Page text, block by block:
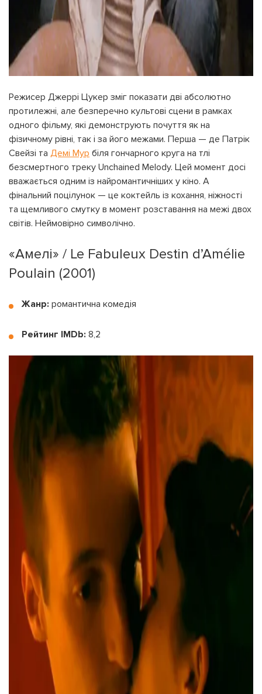
Режисер Джеррі Цукер зміг показати дві абсолютно
протилежні, але безперечно культові сцени в рамках
одного фільму, які демонструють почуття як на
фізичному рівні, так і за його межами. Перша — де Патрік
Свейзі та Демі Мур біля гончарного круга на тлі
безсмертного треку Unchained Melody. Цей момент досі
вважається одним із найромантичніших у кіно. А
фінальний поцілунок — це коктейль із кохання, ніжності
та щемливого смутку в момент розставання на межі двох
світів. Неймовірно символічно.
«Амелі» / Le Fabuleux Destin d’Amélie
Poulain (2001)
Жанр: романтична комедія
Рейтинг IMDb: 8,2